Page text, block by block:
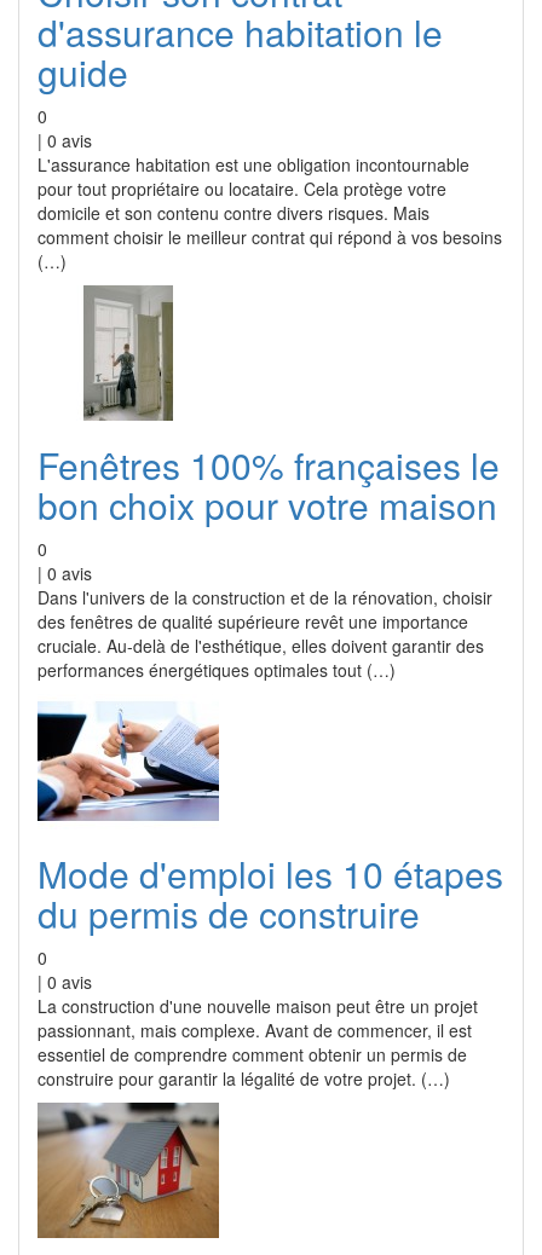
d'assurance habitation le
guide
0
| 0 avis
L'assurance habitation est une obligation incontournable
pour tout propriétaire ou locataire. Cela protège votre
domicile et son contenu contre divers risques. Mais
comment choisir le meilleur contrat qui répond à vos besoins
(…)
Fenêtres 100% françaises le
bon choix pour votre maison
0
| 0 avis
Dans l'univers de la construction et de la rénovation, choisir
des fenêtres de qualité supérieure revêt une importance
cruciale. Au-delà de l'esthétique, elles doivent garantir des
performances énergétiques optimales tout (…)
Mode d'emploi les 10 étapes
du permis de construire
0
| 0 avis
La construction d'une nouvelle maison peut être un projet
passionnant, mais complexe. Avant de commencer, il est
essentiel de comprendre comment obtenir un permis de
construire pour garantir la légalité de votre projet. (…)